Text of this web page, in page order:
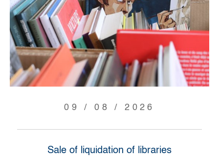
09 / 08 / 2026
Sale of liquidation of libraries